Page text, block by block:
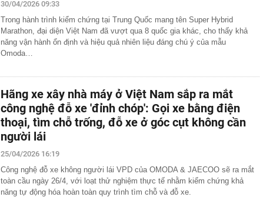
30/04/2026 09:33
Trong hành trình kiểm chứng tại Trung Quốc mang tên Super Hybrid
Marathon, đại diện Việt Nam đã vượt qua 8 quốc gia khác, cho thấy khả
năng vận hành ổn định và hiệu quả nhiên liệu đáng chú ý của mẫu
Omoda…
Hãng xe xây nhà máy ở Việt Nam sắp ra mắt
công nghệ đỗ xe 'đỉnh chóp': Gọi xe bằng điện
thoại, tìm chỗ trống, đỗ xe ở góc cụt không cần
người lái
25/04/2026 16:19
Công nghệ đỗ xe không người lái VPD của OMODA & JAECOO sẽ ra mắt
toàn cầu ngày 26/4, với loạt thử nghiệm thực tế nhằm kiểm chứng khả
năng tự động hóa hoàn toàn quy trình tìm chỗ và đỗ xe.